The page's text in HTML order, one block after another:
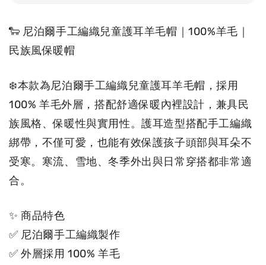
🐑 尼泊爾手工編織兒童護耳羊毛帽｜100%羊毛｜
民族風保暖帽
❄️本款為尼泊爾手工編織兒童護耳羊毛帽，採用
100% 羊毛外層，搭配舒適保暖內裡設計，兼具民
族風格、保暖性與實用性。護耳造型搭配手工編織
綁帶，不僅可愛，也能有效保護孩子頭部與耳朵不
受寒。寒流、雪地、冬季外出與日常穿搭都非常適
合。
✨ 商品特色
✅ 尼泊爾手工編織製作
✅ 外層採用 100% 羊毛